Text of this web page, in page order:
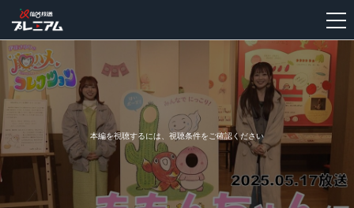
本編を視聴するには、視聴条件をご確認ください